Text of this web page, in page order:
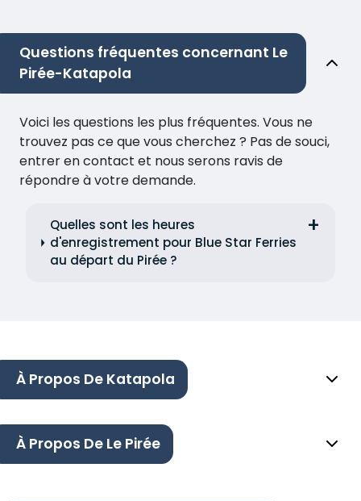
Questions fréquentes concernant Le
Pirée-Katapola
Voici les questions les plus fréquentes. Vous ne
trouvez pas ce que vous cherchez ? Pas de souci,
entrer en contact et nous serons ravis de
répondre à votre demande.
Quelles sont les heures
d'enregistrement pour Blue Star Ferries
au départ du Pirée ?
À Propos De Katapola
À Propos De Le Pirée